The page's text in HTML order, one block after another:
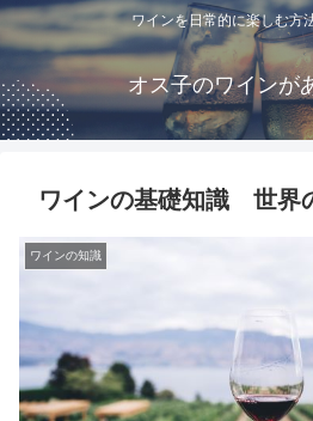
ワインを日常的に楽しむ方
オス子のワインが
ワインの基礎知識 世界
ワインの知識